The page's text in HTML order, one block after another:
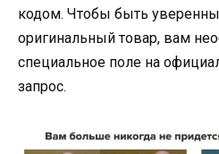
кодом. Чтобы быть
оригинальный товар, вам
специальное поле на
запрос.